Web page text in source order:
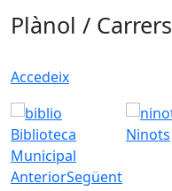
Plànol / Carrers
Accedeix
Biblioteca
Municipal
Ninots
AnteriorSegüent